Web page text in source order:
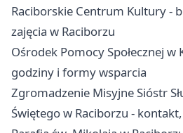
Raciborskie Centrum Kultury -
zajęcia w Raciborzu
Ośrodek Pomocy Społecznej
godziny i formy wsparcia
Zgromadzenie Misyjne Sióstr
Świętego w Raciborzu -